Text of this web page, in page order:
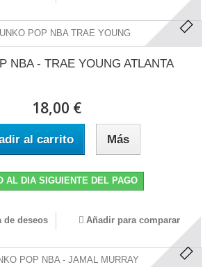
NBA - TRAE YOUNG ATLANTA
18,00 €
al carrito Más
AL DIA SIGUIENTE DEL PAGO
de deseos Añadir para comparar